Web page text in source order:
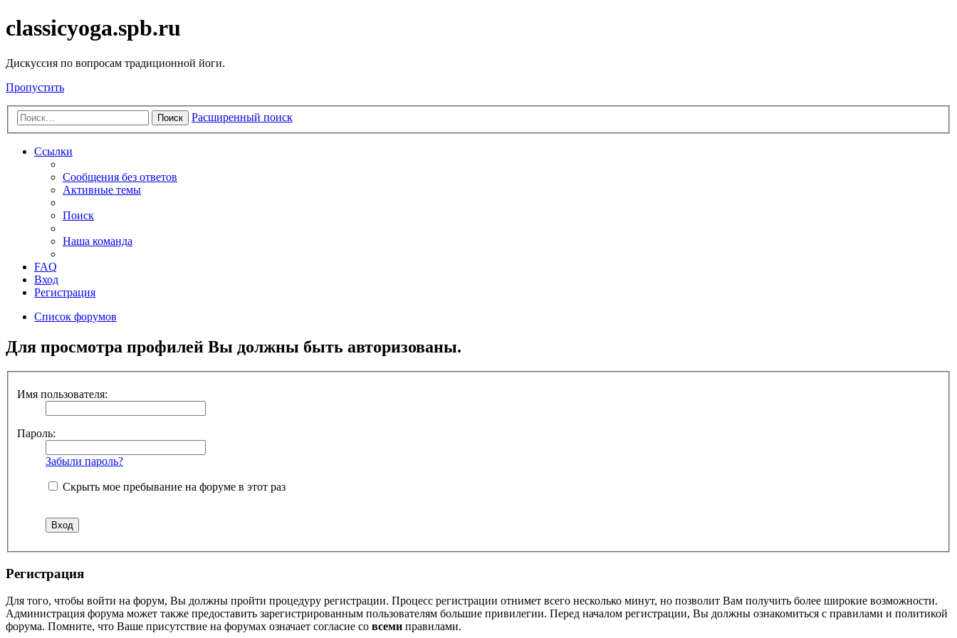
classicyoga.spb.ru
Дискуссия по вопросам традиционной йоги.
Пропустить
Поиск Расширенный поиск
Ссылки
Сообщения без ответов
Активные темы
Поиск
Наша команда
FAQ
Вход
Регистрация
Список форумов
Для просмотра профилей Вы должны быть авторизованы.
Имя пользователя:
Пароль:
Забыли пароль?
Скрыть мое пребывание на форуме в этот раз
Регистрация
Для того, чтобы войти на форум, Вы должны пройти процедуру регистрации. Процесс регистрации отнимет всего несколько минут, но позволит Вам получить более широкие возможности.
Администрация форума может также предоставить зарегистрированным пользователям большие привилегии. Перед началом регистрации, Вы должны ознакомиться с правилами и политикой
форума. Помните, что Ваше присутствие на форумах означает согласие со всеми правилами.